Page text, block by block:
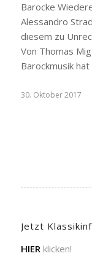
Barocke
Alessandro
diesem zu
Von Thomas
Barockmusik
30. Oktober 2017
Jetzt
HIER klicken!